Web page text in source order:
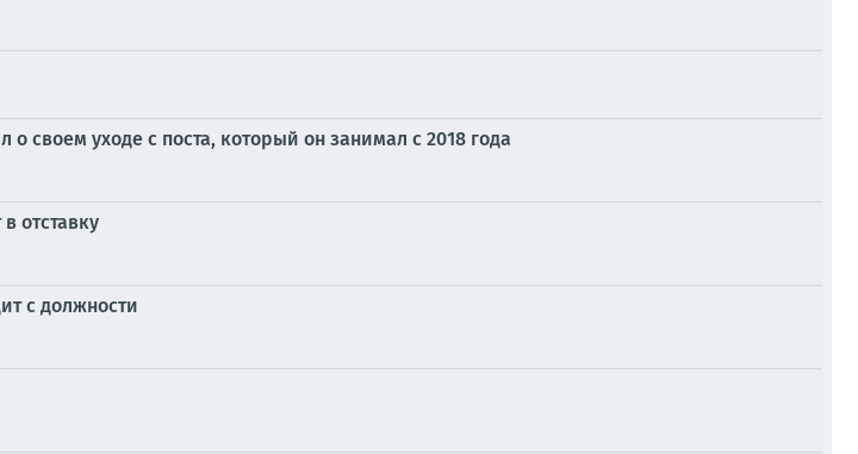
своем уходе с поста, который он занимал с 2018 года
отставку
с должности